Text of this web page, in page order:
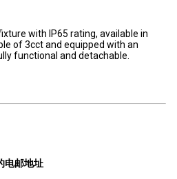
with IP65 rating, available in
of 3cct and equipped with an
functional and detachable.
电邮地址